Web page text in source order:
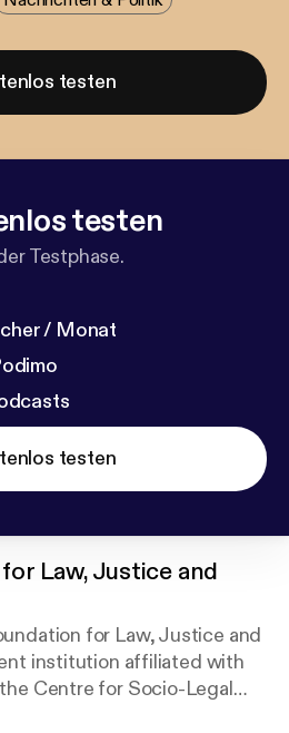
testen
testen
Testphase.
/ Monat
testen
Law, Justice and
for Law, Justice and
institution affiliated with
Centre for Socio-Legal
of Oxford.